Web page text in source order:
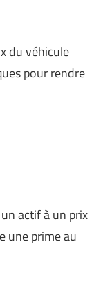
du véhicule
pour rendre
actif à un prix
une prime au